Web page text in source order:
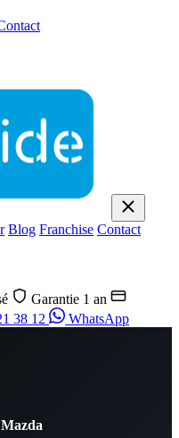
Blog Franchise Contact
Garantie 1 an
38 12 WhatsApp
Mazda